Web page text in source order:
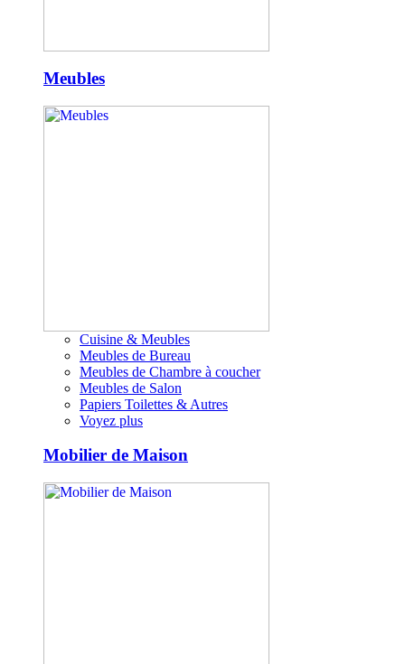
Meubles
Cuisine & Meubles
Meubles de Bureau
Meubles de Chambre à coucher
Meubles de Salon
Papiers Toilettes & Autres
Voyez plus
Mobilier de Maison